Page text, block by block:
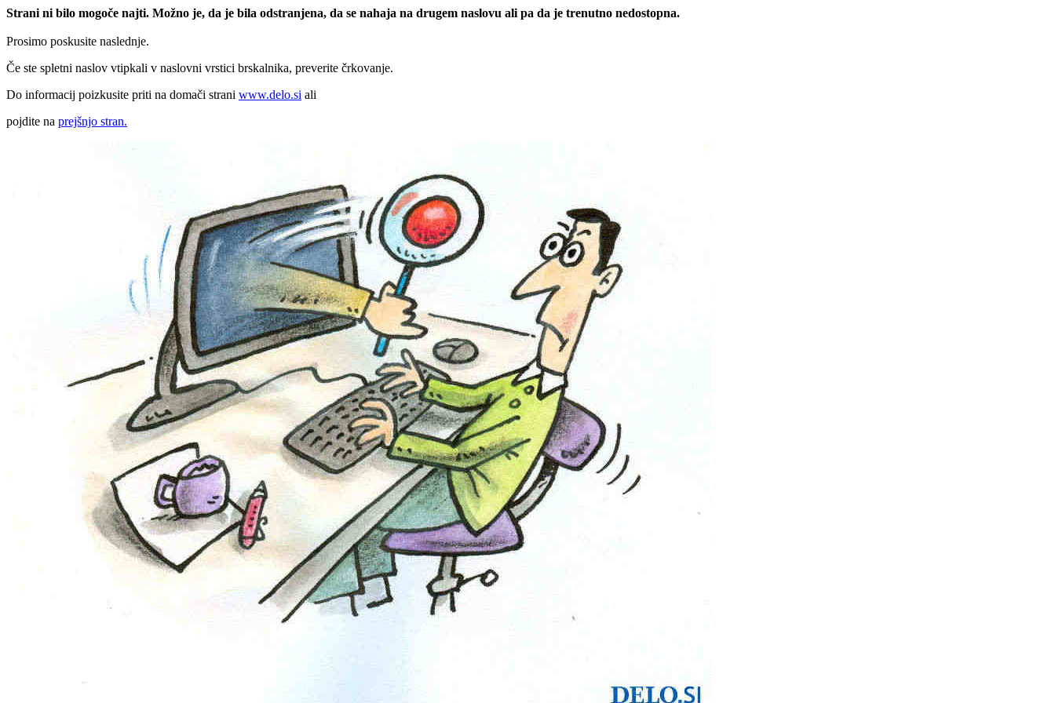
Strani ni bilo mogoče najti. Možno je, da je bila odstranjena, da se nahaja na drugem naslovu ali pa da je trenutno nedostopna.
Prosimo poskusite naslednje.
Če ste spletni naslov vtipkali v naslovni vrstici brskalnika, preverite črkovanje.
Do informacij poizkusite priti na domači strani www.delo.si ali
pojdite na prejšnjo stran.